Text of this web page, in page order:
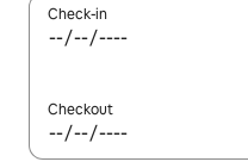
Check-in
Checkout